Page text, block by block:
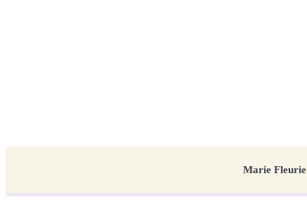
Marie Fleurie